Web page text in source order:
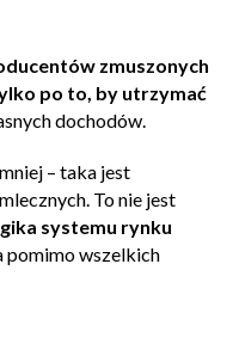
zmuszonych
po to, by utrzymać
dochodów.
– taka jest
To nie jest
systemu rynku
pomimo wszelkich